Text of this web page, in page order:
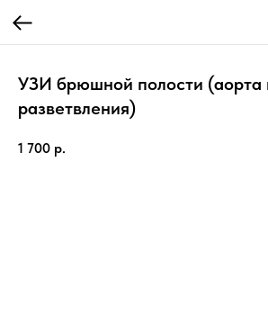
УЗИ брюшной полости (аорта
разветвления)
1 700 р.